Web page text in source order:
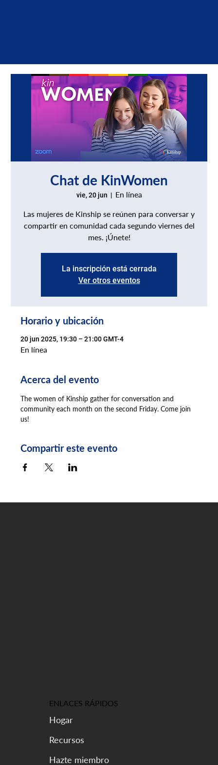
Chat de KinWomen
vie, 20 jun
  |
En línea
Las mujeres de Kinship se reúnen para conversar y
compartir en comunidad cada segundo viernes del
mes. ¡Únete!
La inscripción está cerrada
Ver otros eventos
Horario y ubicación
20 jun 2025, 19:30 – 21:00 GMT-4
En línea
Acerca del evento
The women of Kinship gather for conversation and
community each month on the second Friday. Come join
us!
Compartir este evento
ENLACES RÁPIDOS
Hogar
Recursos
Hazte miembro